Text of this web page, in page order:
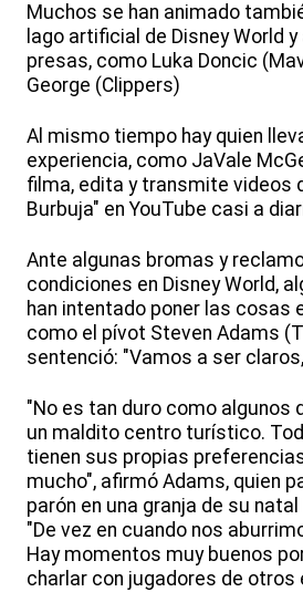
Muchos se han animado
lago artificial de Disney World
presas, como Luka Doncic
George (Clippers)
Al mismo tiempo hay quien
experiencia, como JaVale
filma, edita y transmite videos
Burbuja" en YouTube casi a
Ante algunas bromas y
condiciones en Disney World,
han intentado poner las cosas
como el pívot Steven Adams
sentenció: "Vamos a ser
"No es tan duro como algunos
un maldito centro turístico.
tienen sus propias
mucho", afirmó Adams, quien
parón en una granja de su
"De vez en cuando nos
Hay momentos muy buenos
charlar con jugadores de otros